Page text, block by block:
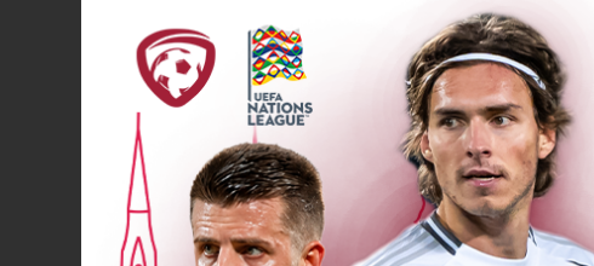
51’ VĀĀĀĀRTI! 4:0
61’ VĀĀĀĀRTI! 5:0